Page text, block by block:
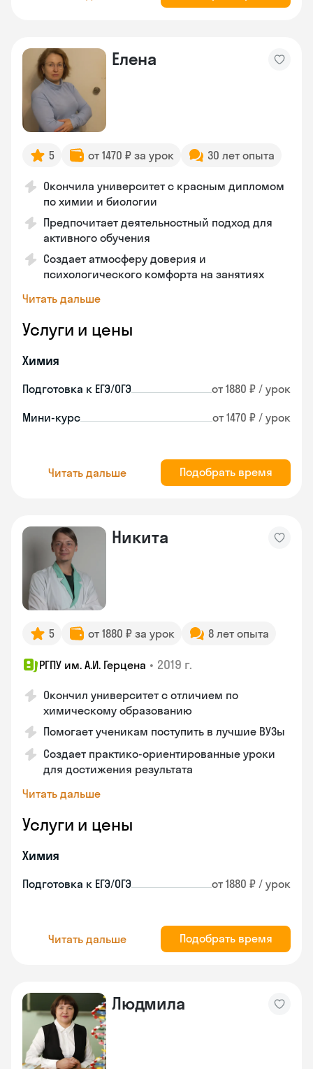
Елена
5 от 1470 ₽ за урок 30 лет опыта
Окончила университет с красным дипломом
по химии и биологии
Предпочитает деятельностный подход для
активного обучения
Создает атмосферу доверия и
психологического комфорта на занятиях
Читать дальше
Услуги и цены
Химия
Подготовка к ЕГЭ/ОГЭ от 1880 ₽ / урок
Мини-курс от 1470 ₽ / урок
Читать дальше Подобрать время
Никита
5 от 1880 ₽ за урок 8 лет опыта
РГПУ им. А.И. Герцена • 2019 г.
Окончил университет с отличием по
химическому образованию
Помогает ученикам поступить в лучшие ВУЗы
Создает практико-ориентированные уроки
для достижения результата
Читать дальше
Услуги и цены
Химия
Подготовка к ЕГЭ/ОГЭ от 1880 ₽ / урок
Читать дальше Подобрать время
Людмила